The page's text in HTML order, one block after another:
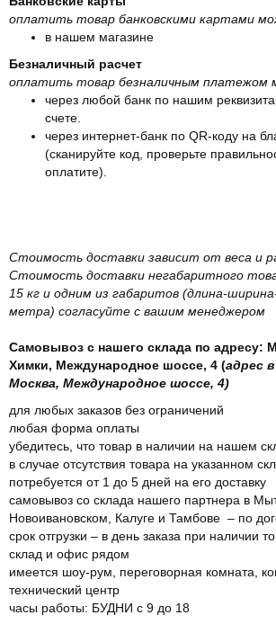
оплатить товар банковскими картами
в нашем магазине
Безналичный расчет
оплатить товар безналичным платежом
через любой банк по нашим
счете.
через интернет-банк по QR-коду на
(сканируйте код, проверьте
оплатите).
Стоимость доставки зависит от веса и
Стоимость доставки негабаритного
15 кг и одним из габаритов (длина-
метра) согласуйте с вашим менеджером
Самовывоз с нашего склада по адресу:
Химки, Международное шоссе, 4 (адрес
Москва, Международное шоссе, 4)
для любых заказов без ограничений
любая форма оплаты
убедитесь, что товар в наличии на нашем
в случае отсутствия товара на указанном
потребуется от 1 до 5 дней на его доставку
самовывоз со склада нашего партнера в
Новоивановском, Калуге и Тамбове – по
срок отгрузки – в день заказа при наличии
склад и офис рядом
имеется шоу-рум, переговорная комната,
технический центр
часы работы: БУДНИ с 9 до 18